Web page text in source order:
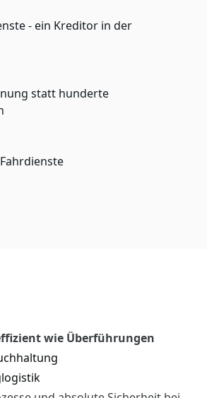
- ein Kreditor in der
statt hunderte
wie Überführungen